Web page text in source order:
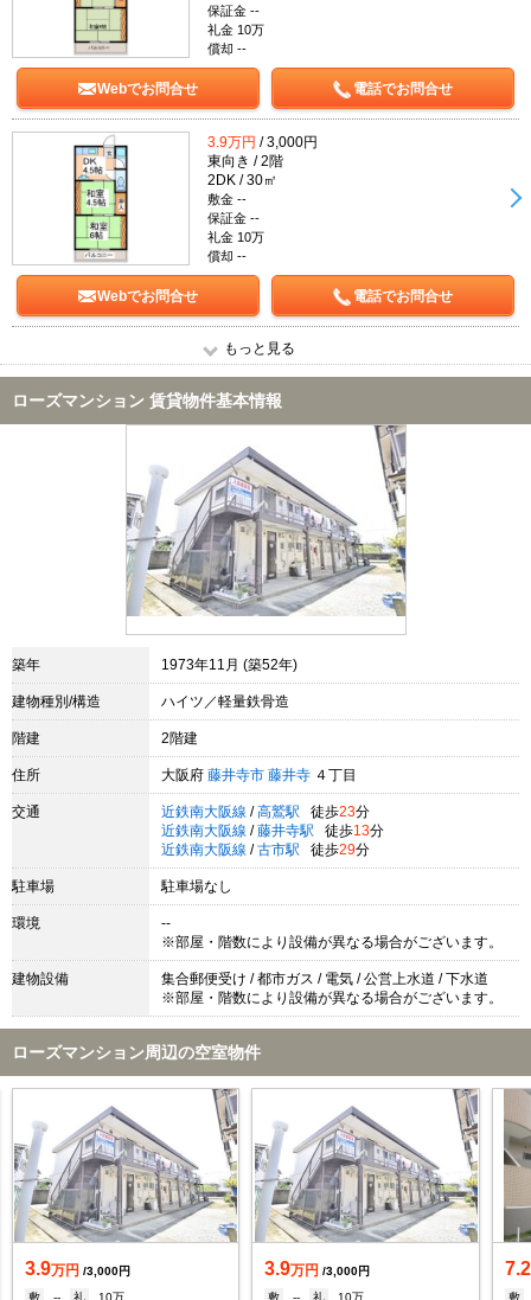
保証金 --
礼金 10万
償却 --
Webでお問合せ 電話でお問合せ
3.9万円 / 3,000円
東向き / 2階
2DK / 30㎡
敷金 --
保証金 --
礼金 10万
償却 --
Webでお問合せ 電話でお問合せ
もっと見る
ローズマンション 賃貸物件基本情報
築年 1973年11月 (築52年)
建物種別/構造 ハイツ／軽量鉄骨造
階建 2階建
住所 大阪府 藤井寺市 藤井寺 ４丁目
交通 近鉄南大阪線 / 高鷲駅 徒歩23分
近鉄南大阪線 / 藤井寺駅 徒歩13分
近鉄南大阪線 / 古市駅 徒歩29分
駐車場 駐車場なし
環境
--
※部屋・階数により設備が異なる場合がございます。
建物設備
集合郵便受け / 都市ガス / 電気 / 公営上水道 / 下水道
※部屋・階数により設備が異なる場合がございます。
ローズマンション周辺の空室物件
3.9万円 /3,000円
敷
-- 礼 10万
3.9万円 /3,000円
敷
-- 礼 10万
7.2
敷